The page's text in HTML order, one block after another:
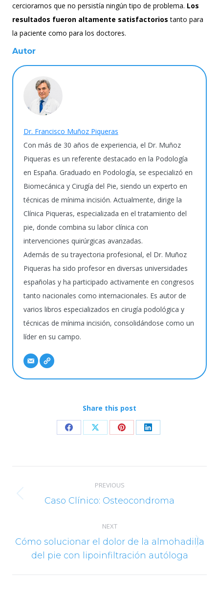
cerciorarnos que no persistía ningún tipo de problema. Los
resultados fueron altamente satisfactorios tanto para
la paciente como para los doctores.
Autor
Dr. Francisco Muñoz Piqueras
Con más de 30 años de experiencia, el Dr. Muñoz
Piqueras es un referente destacado en la Podología
en España. Graduado en Podología, se especializó en
Biomecánica y Cirugía del Pie, siendo un experto en
técnicas de mínima incisión. Actualmente, dirige la
Clínica Piqueras, especializada en el tratamiento del
pie, donde combina su labor clínica con
intervenciones quirúrgicas avanzadas.
Además de su trayectoria profesional, el Dr. Muñoz
Piqueras ha sido profesor en diversas universidades
españolas y ha participado activamente en congresos
tanto nacionales como internacionales. Es autor de
varios libros especializados en cirugía podológica y
técnicas de mínima incisión, consolidándose como un
líder en su campo.
Share this post
Share
Facebook
Share
X
Share
Pinterest
Share
LinkedIn
navigation
PREVIOUS
Previous
Caso Clínico: Osteocondroma
NEXT
Next
post:
Cómo solucionar el dolor de la almohadilla
del pie con lipoinfiltración autóloga